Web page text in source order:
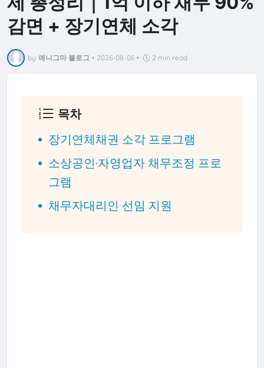
감면 + 장기연체 소각
by 에니그마 블로그 • 2026-08-06 • 2 min read
목차
장기연체채권 소각 프로그램
소상공인·자영업자 채무조정 프로
그램
채무자대리인 선임 지원